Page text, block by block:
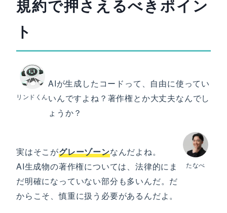
規約で押さえるべきポイン
ト
リンドくん
AIが生成したコードって、自由に使ってい
いんですよね？著作権とか大丈夫なんでし
ょうか？
たなべ
実はそこがグレーゾーンなんだよね。
AI生成物の著作権については、法律的にま
だ明確になっていない部分も多いんだ。だ
からこそ、慎重に扱う必要があるんだよ。